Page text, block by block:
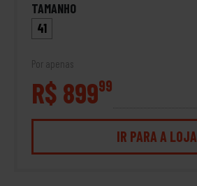
TAMANHO
41
Por apenas
R$ 89999
IR PARA A LOJA